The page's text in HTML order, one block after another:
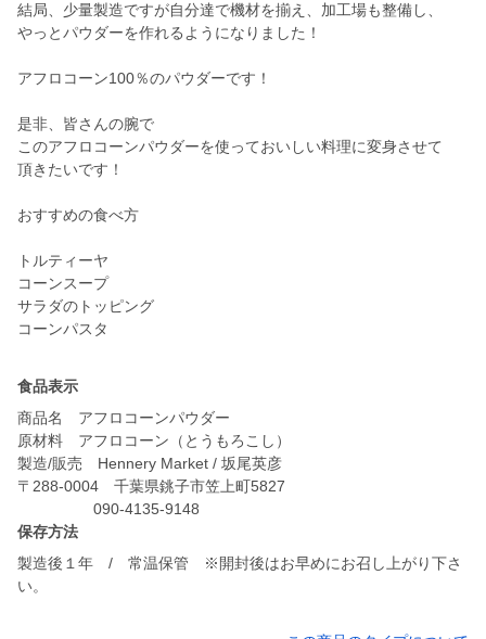
結局、少量製造ですが自分達で機材を揃え、加工場も整備し、
やっとパウダーを作れるようになりました！
アフロコーン100％のパウダーです！
是非、皆さんの腕で
このアフロコーンパウダーを使っておいしい料理に変身させて
頂きたいです！
おすすめの食べ方
トルティーヤ
コーンスープ
サラダのトッピング
コーンパスタ
食品表示
商品名 アフロコーンパウダー
原材料 アフロコーン（とうもろこし）
製造/販売 Hennery Market / 坂尾英彦
〒288-0004 千葉県銚子市笠上町5827
保存方法
製造後１年 / 常温保管 ※開封後はお早めにお召し上がり下さ
い。